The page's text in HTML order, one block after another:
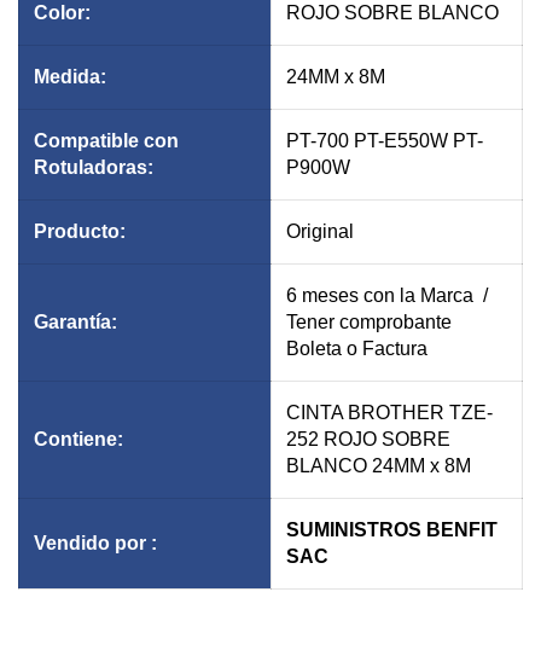
Color: ROJO SOBRE BLANCO
Medida: 24MM x 8M
Compatible con
Rotuladoras:
PT-700 PT-E550W PT-
P900W
Producto: Original
Garantía:
6 meses con la Marca /
Tener comprobante
Boleta o Factura
Contiene:
CINTA BROTHER TZE-
252 ROJO SOBRE
BLANCO 24MM x 8M
Vendido por :
SUMINISTROS BENFIT
SAC